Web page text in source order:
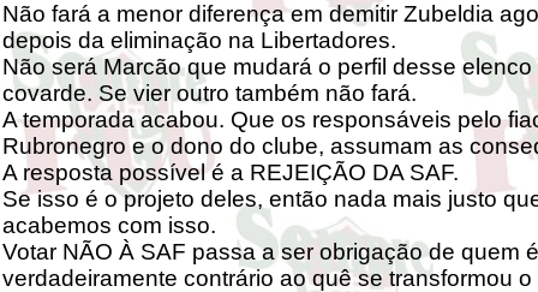
Não fará a menor diferença em demitir Zubeldia
depois da eliminação na Libertadores.
Não será Marcão que mudará o perfil desse
covarde. Se vier outro também não fará.
A temporada acabou. Que os responsáveis pelo
Rubronegro e o dono do clube, assumam as
A resposta possível é a REJEIÇÃO DA SAF.
Se isso é o projeto deles, então nada mais justo
acabemos com isso.
Votar NÃO À SAF passa a ser obrigação de quem é
verdadeiramente contrário ao quê se transformou